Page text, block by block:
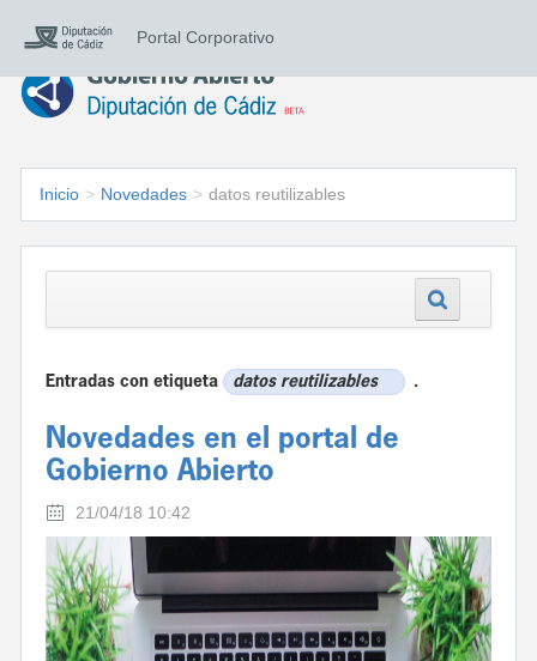
Portal Corporativo
Inicio > Novedades > datos reutilizables
Entradas con etiqueta datos reutilizables .
Novedades en el portal de
Gobierno Abierto
21/04/18 10:42